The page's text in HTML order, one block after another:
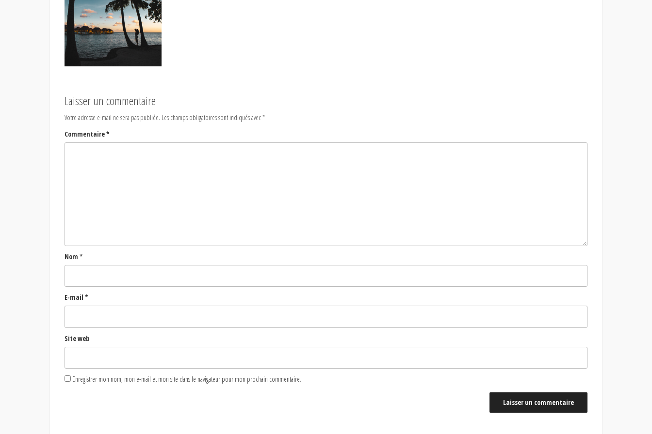
Laisser un commentaire
Votre adresse e-mail ne sera pas publiée. Les champs obligatoires sont indiqués avec*
Commentaire*
Nom *
E-mail *
Site web
Enregistrer mon nom, mon e-mail et mon site dans le navigateur pour mon prochain commentaire.